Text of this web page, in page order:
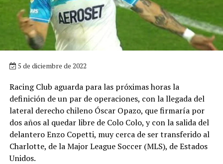
5 de diciembre de 2022
Racing Club aguarda para las próximas horas la
definición de un par de operaciones, con la llegada del
lateral derecho chileno Óscar Opazo, que firmaría por
dos años al quedar libre de Colo Colo, y con la salida del
delantero Enzo Copetti, muy cerca de ser transferido al
Charlotte, de la Major League Soccer (MLS), de Estados
Unidos.